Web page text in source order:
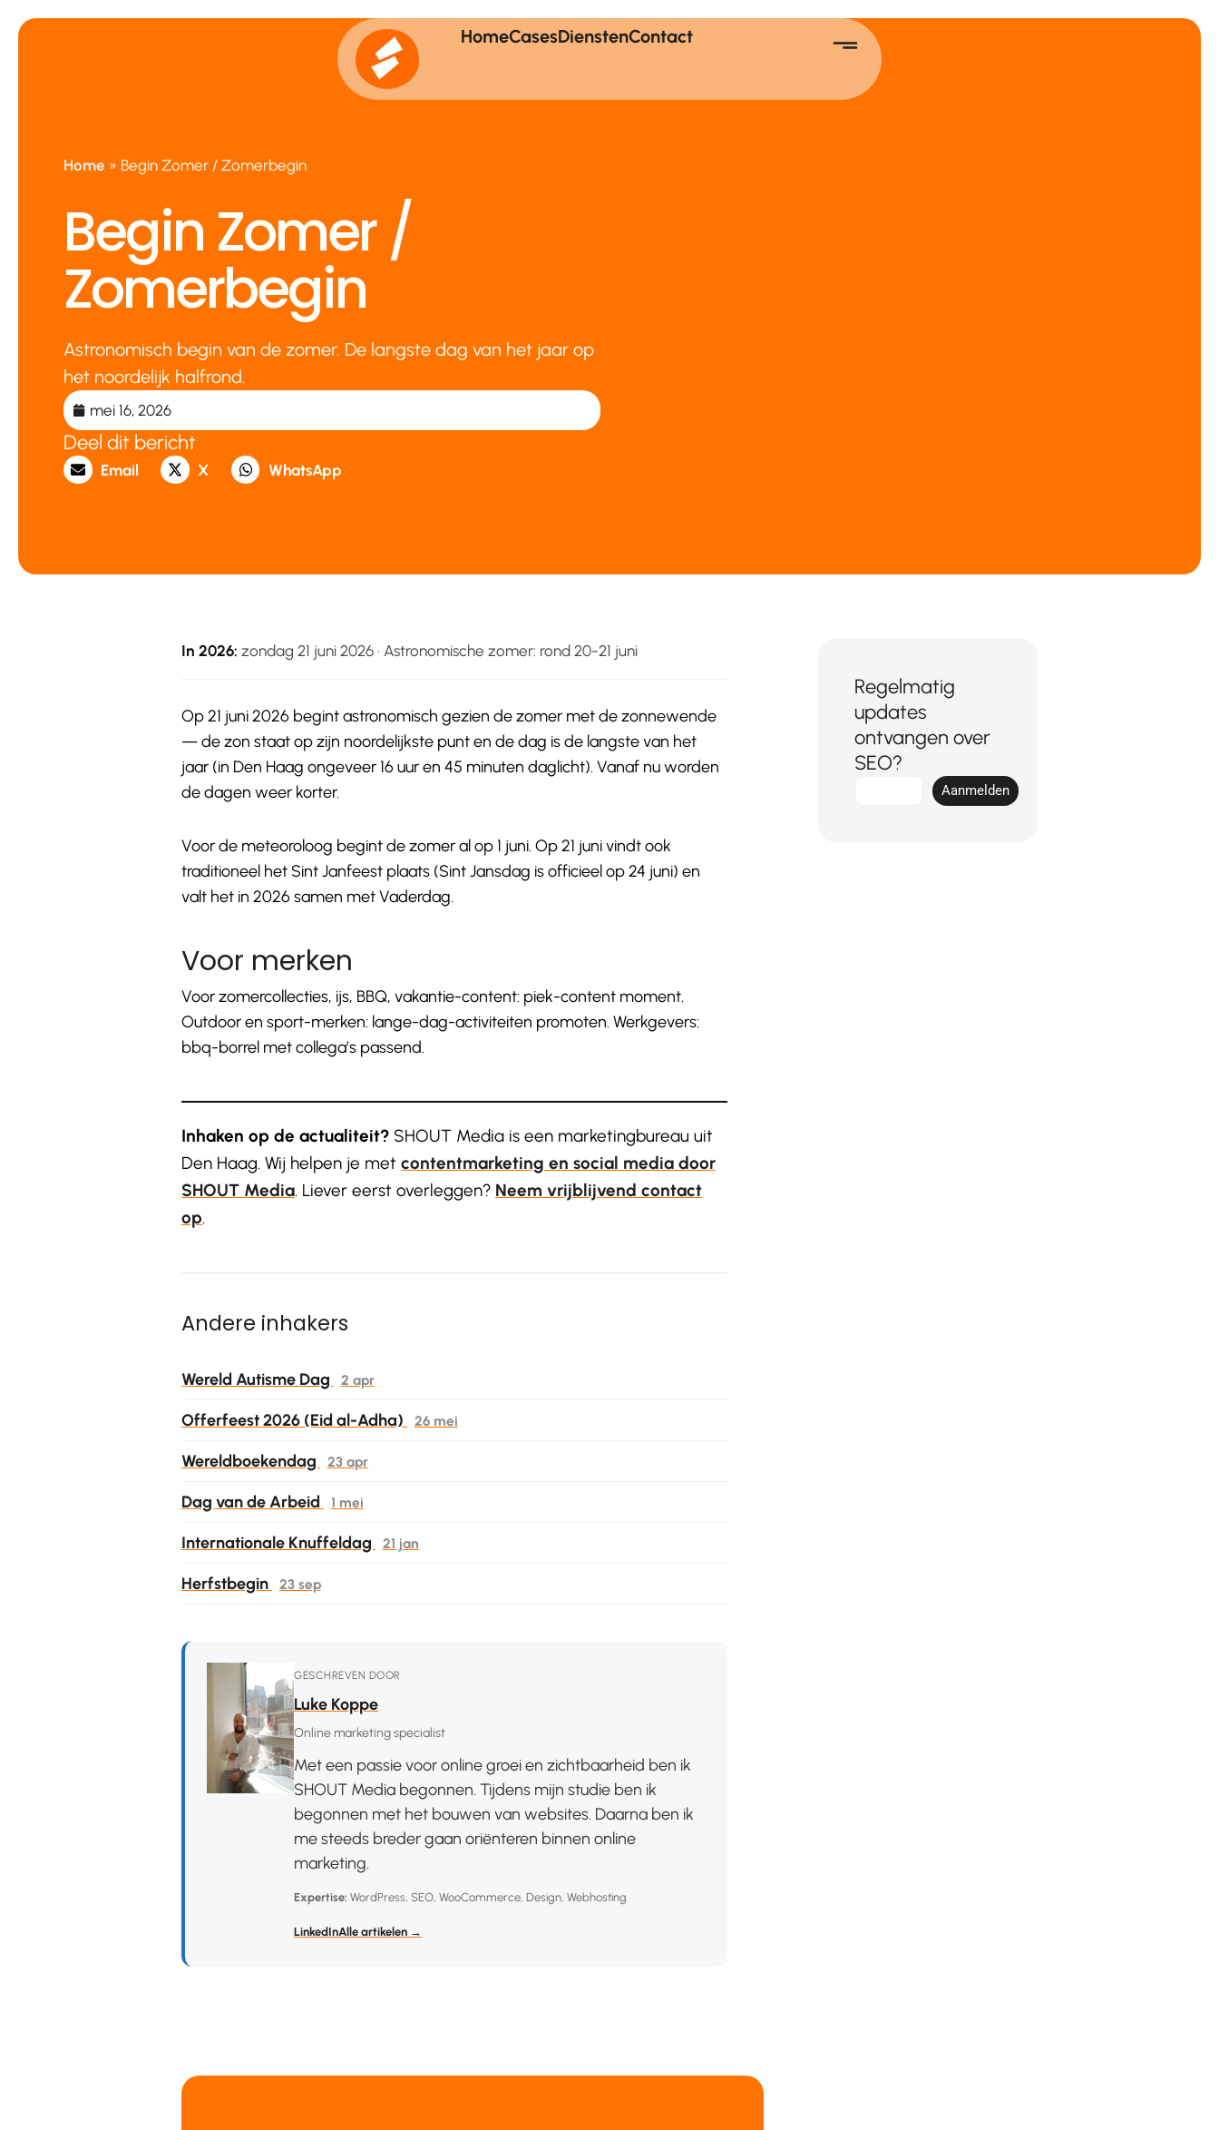
naar
HomeCasesDienstenContact
Home » Begin Zomer / Zomerbegin
Begin Zomer /
Zomerbegin
Astronomisch begin van de zomer. De langste dag van het jaar op
het noordelijk halfrond.
mei 16, 2026
Deel dit bericht
Email X WhatsApp
In 2026: zondag 21 juni 2026 · Astronomische zomer: rond 20-21 juni
Op 21 juni 2026 begint astronomisch gezien de zomer met de zonnewende
— de zon staat op zijn noordelijkste punt en de dag is de langste van het
jaar (in Den Haag ongeveer 16 uur en 45 minuten daglicht). Vanaf nu worden
de dagen weer korter.
Voor de meteoroloog begint de zomer al op 1 juni. Op 21 juni vindt ook
traditioneel het Sint Janfeest plaats (Sint Jansdag is officieel op 24 juni) en
valt het in 2026 samen met Vaderdag.
Voor merken
Voor zomercollecties, ijs, BBQ, vakantie-content: piek-content moment.
Outdoor en sport-merken: lange-dag-activiteiten promoten. Werkgevers:
bbq-borrel met collega’s passend.
Inhaken op de actualiteit? SHOUT Media is een marketingbureau uit
Den Haag. Wij helpen je met contentmarketing en social media door
SHOUT Media. Liever eerst overleggen? Neem vrijblijvend contact
op.
Andere inhakers
Wereld Autisme Dag 2 apr
Offerfeest 2026 (Eid al-Adha) 26 mei
Wereldboekendag 23 apr
Dag van de Arbeid 1 mei
Internationale Knuffeldag 21 jan
Herfstbegin 23 sep
GESCHREVEN DOOR
Luke Koppe
Online marketing specialist
Met een passie voor online groei en zichtbaarheid ben ik
SHOUT Media begonnen. Tijdens mijn studie ben ik
begonnen met het bouwen van websites. Daarna ben ik
me steeds breder gaan oriënteren binnen online
marketing.
Expertise: WordPress, SEO, WooCommerce, Design, Webhosting
LinkedInAlle artikelen →
Regelmatig
updates
ontvangen over
SEO?
Aanmelden